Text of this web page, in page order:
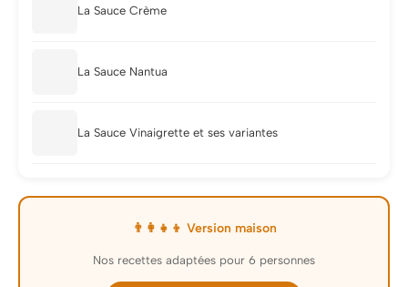
La Sauce Crème
La Sauce Nantua
La Sauce Vinaigrette et ses variantes
👨‍👩‍👧‍👦 Version maison
Nos recettes adaptées pour 6 personnes